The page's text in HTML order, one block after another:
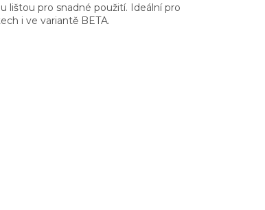
lištou pro snadné použití. Ideální pro
i ve variantě BETA.